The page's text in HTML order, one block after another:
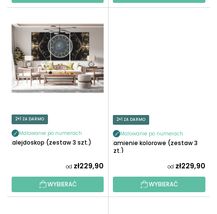
2+1 ZA DARMO
Malowanie po numerach
Kalejdoskop (zestaw 3 szt.)
od zł229,90
WYBIERAĆ
2+1 ZA DARMO
Malowanie po numerach
Kamienie kolorowe (zestaw 3
szt.)
od zł229,90
WYBIERAĆ